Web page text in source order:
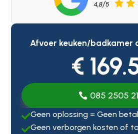
Afvoer keuken/badkamer
€
085 2505
Geen oplossing = Geen
Geen verborgen kosten of